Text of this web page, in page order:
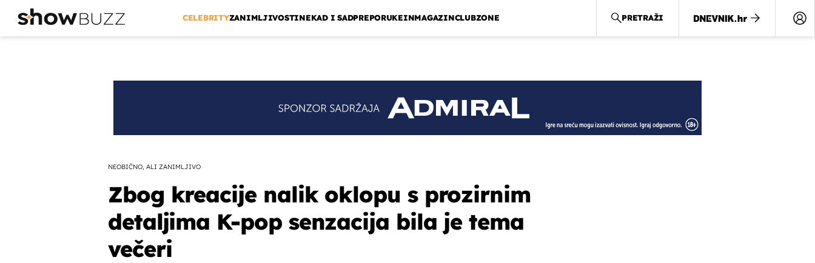
CELEBRITYZANIMLJIVOSTINEKAD I SADPREPORUKEINMAGAZINCLUBZONE PRETRAŽI
NEOBIČNO, ALI ZANIMLJIVO
Zbog kreacije nalik oklopu s prozirnim
detaljima K-pop senzacija bila je tema
večeri